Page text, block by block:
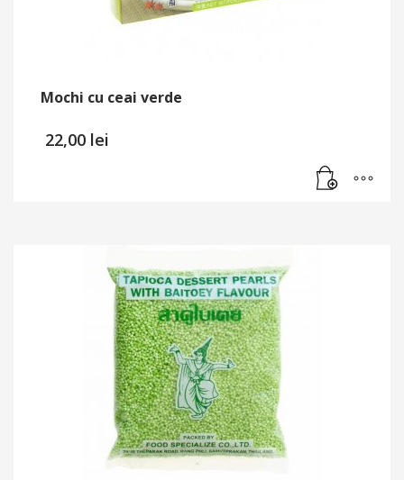
Mochi cu ceai verde
22,00 lei